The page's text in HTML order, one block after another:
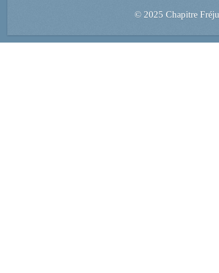
© 2025 Chapitre